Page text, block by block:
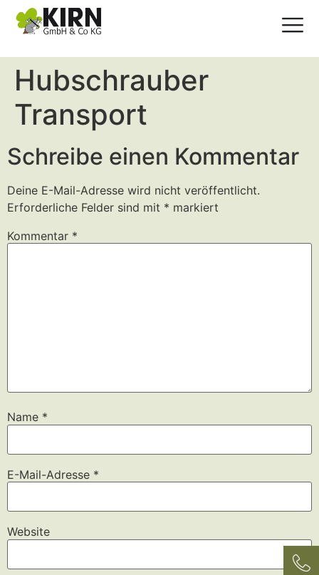
Hubschrauber
Transport
Schreibe einen Kommentar
Deine E-Mail-Adresse wird nicht veröffentlicht.
Erforderliche Felder sind mit * markiert
Kommentar *
Name *
E-Mail-Adresse *
Website